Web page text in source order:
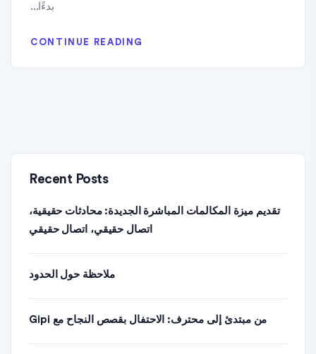
بدءًا...
CONTINUE READING
Recent Posts
تقديم ميزة المكالمات المباشرة الجديدة: محادثات حقيقية،
اتصال حقيقي، اتصال حقيقي
ملاحظة حول الحدود
من مبتدئ إلى محترف: الاحتفال بقصص النجاح مع Gipi